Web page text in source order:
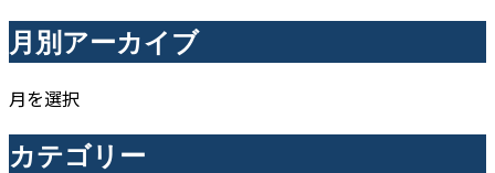
月別アーカイブ
月を選択
カテゴリー